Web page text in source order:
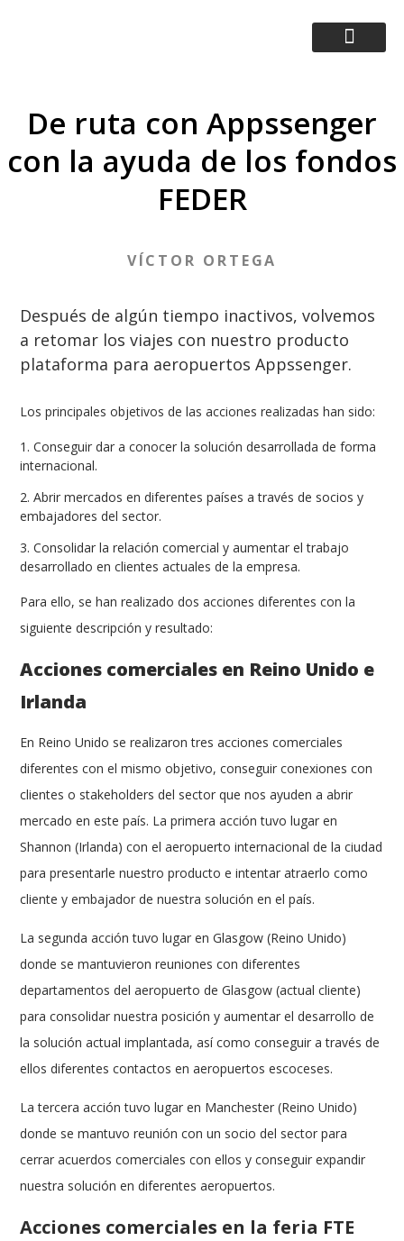
De ruta con Appssenger
con la ayuda de los fondos
FEDER
VÍCTOR ORTEGA
Después de algún tiempo inactivos, volvemos
a retomar los viajes con nuestro producto
plataforma para aeropuertos Appssenger.
Los principales objetivos de las acciones realizadas han sido:
Conseguir dar a conocer la solución desarrollada de forma
internacional.
Abrir mercados en diferentes países a través de socios y
embajadores del sector.
Consolidar la relación comercial y aumentar el trabajo
desarrollado en clientes actuales de la empresa.
Para ello, se han realizado dos acciones diferentes con la
siguiente descripción y resultado:
Acciones comerciales en Reino Unido e
Irlanda
En Reino Unido se realizaron tres acciones comerciales
diferentes con el mismo objetivo, conseguir conexiones con
clientes o stakeholders del sector que nos ayuden a abrir
mercado en este país. La primera acción tuvo lugar en
Shannon (Irlanda) con el aeropuerto internacional de la ciudad
para presentarle nuestro producto e intentar atraerlo como
cliente y embajador de nuestra solución en el país.
La segunda acción tuvo lugar en Glasgow (Reino Unido)
donde se mantuvieron reuniones con diferentes
departamentos del aeropuerto de Glasgow (actual cliente)
para consolidar nuestra posición y aumentar el desarrollo de
la solución actual implantada, así como conseguir a través de
ellos diferentes contactos en aeropuertos escoceses.
La tercera acción tuvo lugar en Manchester (Reino Unido)
donde se mantuvo reunión con un socio del sector para
cerrar acuerdos comerciales con ellos y conseguir expandir
nuestra solución en diferentes aeropuertos.
Acciones comerciales en la feria FTE